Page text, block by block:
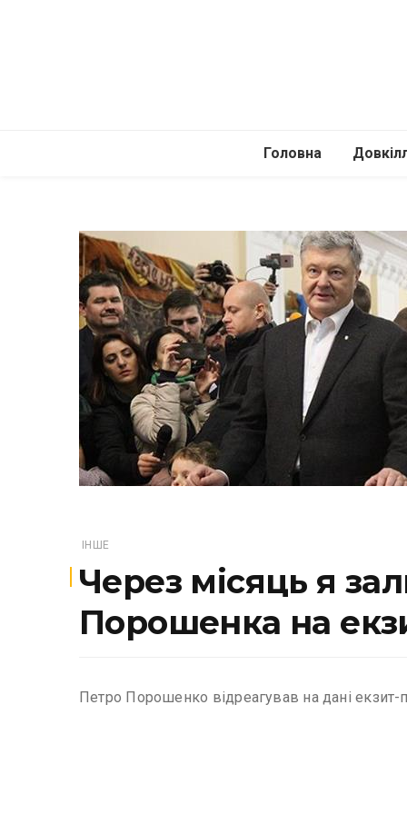
Головна
ІНШЕ
Через місяць я
Порошенка на
Петро Порошенко відреагував на дані